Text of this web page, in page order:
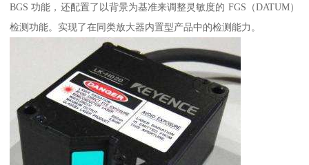
BGS 功能，还配置了以背景为基准来调整灵敏度的 FGS（DATUM）
检测功能。实现了在同类放大器内置型产品中的检测能力。